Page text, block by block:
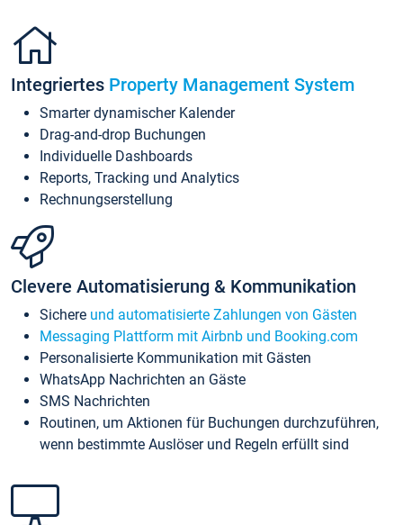
Integriertes Property Management System
Smarter dynamischer Kalender
Drag-and-drop Buchungen
Individuelle Dashboards
Reports, Tracking und Analytics
Rechnungserstellung
Clevere Automatisierung & Kommunikation
Sichere und automatisierte Zahlungen von Gästen
Messaging Plattform mit Airbnb und Booking.com
Personalisierte Kommunikation mit Gästen
WhatsApp Nachrichten an Gäste
SMS Nachrichten
Routinen, um Aktionen für Buchungen durchzuführen,
wenn bestimmte Auslöser und Regeln erfüllt sind